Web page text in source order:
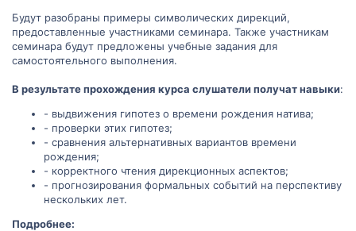
Будут разобраны примеры символических дирекций,
предоставленные участниками семинара. Также участникам
семинара будут предложены учебные задания для
самостоятельного выполнения.
В результате прохождения курса слушатели получат навыки:
- выдвижения гипотез о времени рождения натива;
- проверки этих гипотез;
- сравнения альтернативных вариантов времени
рождения;
- корректного чтения дирекционных аспектов;
- прогнозирования формальных событий на перспективу
нескольких лет.
Подробнее: